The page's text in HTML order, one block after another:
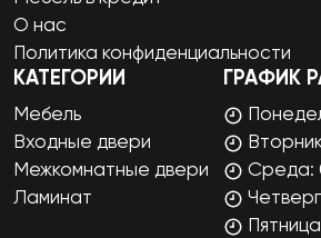
О нас
Политика конфиденциальности
КАТЕГОРИИ
Мебель
Входные двери
Межкомнатные двери
Ламинат
ГРАФИК
Среда: